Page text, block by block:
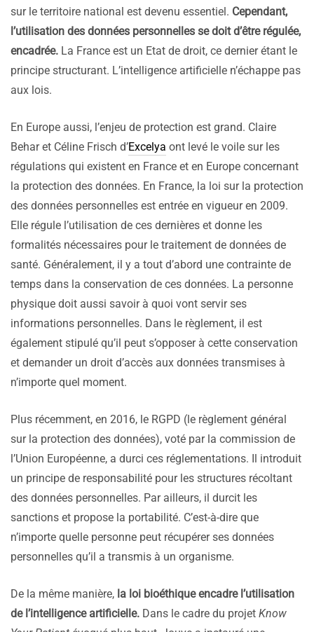
sur le territoire national est devenu essentiel. Cependant,
l’utilisation des données personnelles se doit d’être régulée,
encadrée. La France est un Etat de droit, ce dernier étant le
principe structurant. L’intelligence artificielle n’échappe pas
aux lois.
En Europe aussi, l’enjeu de protection est grand. Claire
Behar et Céline Frisch d’Excelya ont levé le voile sur les
régulations qui existent en France et en Europe concernant
la protection des données. En France, la loi sur la protection
des données personnelles est entrée en vigueur en 2009.
Elle régule l’utilisation de ces dernières et donne les
formalités nécessaires pour le traitement de données de
santé. Généralement, il y a tout d’abord une contrainte de
temps dans la conservation de ces données. La personne
physique doit aussi savoir à quoi vont servir ses
informations personnelles. Dans le règlement, il est
également stipulé qu’il peut s’opposer à cette conservation
et demander un droit d’accès aux données transmises à
n’importe quel moment.
Plus récemment, en 2016, le RGPD (le règlement général
sur la protection des données), voté par la commission de
l’Union Européenne, a durci ces réglementations. Il introduit
un principe de responsabilité pour les structures récoltant
des données personnelles. Par ailleurs, il durcit les
sanctions et propose la portabilité. C’est-à-dire que
n’importe quelle personne peut récupérer ses données
personnelles qu’il a transmis à un organisme.
De la même manière, la loi bioéthique encadre l’utilisation
de l’intelligence artificielle. Dans le cadre du projet Know